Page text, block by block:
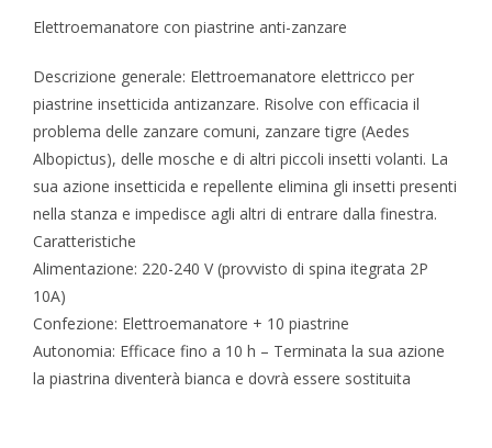
Elettroemanatore con piastrine anti-zanzare
Descrizione generale: Elettroemanatore elettricco per
piastrine insetticida antizanzare. Risolve con efficacia il
problema delle zanzare comuni, zanzare tigre (Aedes
Albopictus), delle mosche e di altri piccoli insetti volanti. La
sua azione insetticida e repellente elimina gli insetti presenti
nella stanza e impedisce agli altri di entrare dalla finestra.
Caratteristiche
Alimentazione: 220-240 V (provvisto di spina itegrata 2P
10A)
Confezione: Elettroemanatore + 10 piastrine
Autonomia: Efficace fino a 10 h – Terminata la sua azione
la piastrina diventerà bianca e dovrà essere sostituita